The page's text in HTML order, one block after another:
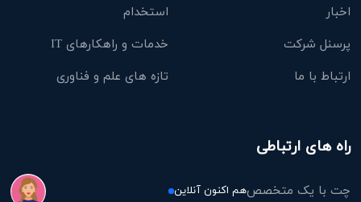
اخبار
استخدام
پرسنل شرکت
خدمات و راهکارهای IT
ارتباط با ما
تازه های علم و فناوری
راه های ارتباطی
چت با یک متخصصهم اکنون آنلاین